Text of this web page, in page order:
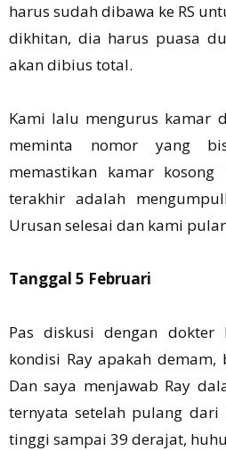
harus sudah dibawa ke RS
dikhitan, dia harus puasa
akan dibius total.
Kami lalu mengurus kamar
meminta nomor yang
memastikan kamar
terakhir adalah
Urusan selesai dan kami
Tanggal 5 Februari
Pas diskusi dengan dokter
kondisi Ray apakah
Dan saya menjawab Ray
ternyata setelah pulang dari
tinggi sampai 39 derajat,